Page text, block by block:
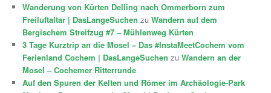
Wanderung von Kürten Delling nach Ommerborn zum
Freiluftaltar | DasLangeSuchen zuWandern auf dem
Bergischem Streifzug #7 – Mühlenweg Kürten
3 Tage Kurztrip an die Mosel – Das #InstaMeetCochem vom
Ferienland Cochem | DasLangeSuchen zuWandern an der
Mosel – Cochemer Ritterrunde
Auf den Spuren der Kelten und Römer im Archäologie-Park